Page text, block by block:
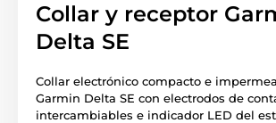
Collar y receptor
Delta SE
Collar electrónico compacto e
Garmin Delta SE con electrodos de
intercambiables e indicador LED del